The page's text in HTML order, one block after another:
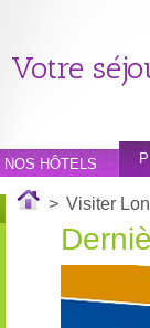
Votre
NOS HÔTELS
> Visiter